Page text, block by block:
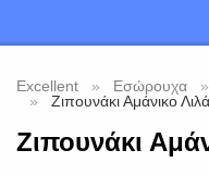
Excellent Εσώρουχα
Ζιπουνάκι Αμάνικο
Ζιπουνάκι